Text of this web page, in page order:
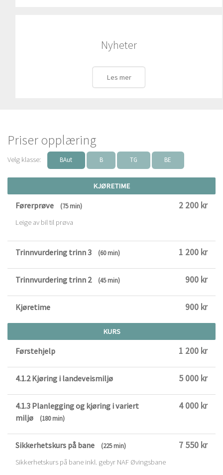
Nyheter
Les mer
Priser opplæring
Velg klasse: BAut B TG BE
KJØRETIME
Førerprøve (75 min)
Leige av bil til prøva
2 200 kr
Trinnvurdering trinn 3 (60 min) 1 200 kr
Trinnvurdering trinn 2 (45 min) 900 kr
Kjøretime 900 kr
KURS
Førstehjelp 1 200 kr
4.1.2 Kjøring i landeveismiljø 5 000 kr
4.1.3 Planlegging og kjøring i variert
miljø
(180 min)
4 000 kr
Sikkerhetskurs på bane (225 min)
Sikkerhetskurs på bane inkl. gebyr NAF Øvingsbane
7 550 kr